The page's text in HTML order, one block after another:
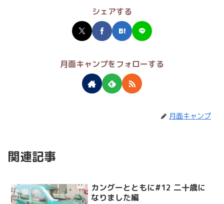
シェアする
月面キャンプをフォローする
月面キャンプ
関連記事
カングーとともに#12 二十歳に
なりました編